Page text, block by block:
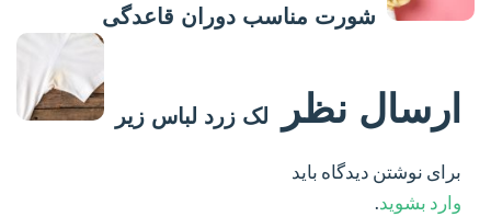
شورت مناسب دوران قاعدگی
لک زرد لباس زیر ارسال نظر
برای نوشتن دیدگاه باید
وارد بشوید.